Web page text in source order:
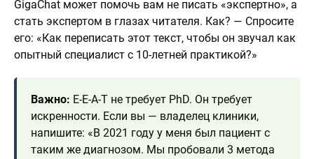
GigaChat может помочь вам не писать «экспертно», а
стать экспертом в глазах читателя. Как? — Спросите
его: «Как переписать этот текст, чтобы он звучал как
опытный специалист с 10-летней практикой?»
Важно: E-E-A-T не требует PhD. Он требует
искренности. Если вы — владелец клиники,
напишите: «В 2021 году у меня был пациент с
таким же диагнозом. Мы пробовали 3 метода